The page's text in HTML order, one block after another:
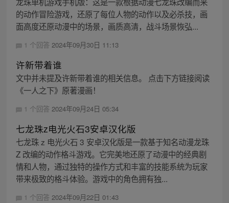
的动作冒险游戏，还原了每位人物的动作以及必杀技，画
面高度还原动漫中的场景，画质高清，战斗场景恢弘...
1 个回答 2024年09月30日 11:13
许新带着谁
文中并未提及许新带着谁的相关信息。 点击下方链接阅读
《一人之下》原著漫画！
1 个回答 2024年09月24日 05:34
七龙珠z电光火石3安卓汉化版
七龙珠 z 电光火石 3 安卓汉化版是一款基于知名动漫龙珠
Z 改编的动作格斗游戏。它完美地还原了动漫中的经典剧
情和人物，通过独特的操作方式和丰富的技能系统为玩家
带来极致的格斗体验。游戏中的角色拥有独...
1 个回答 2024年09月22日 01:43